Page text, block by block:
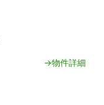
→物件詳細